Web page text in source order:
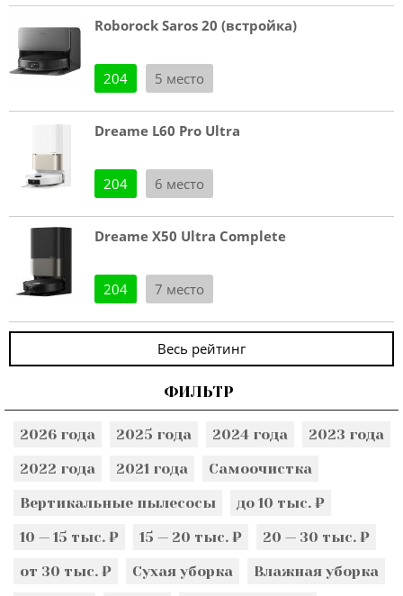
Roborock Saros 20 (встройка)
204 5 место
Dreame L60 Pro Ultra
204 6 место
Dreame X50 Ultra Complete
204 7 место
Весь рейтинг
ФИЛЬТР
2026 года 2025 года 2024 года
2023 года
2022 года
2021 года
Самоочистка
Вертикальные пылесосы
до 10 тыс. ₽
10 — 15 тыс. ₽
15 — 20 тыс. ₽
20 — 30 тыс. ₽
от 30 тыс. ₽
Сухая уборка
Влажная уборка